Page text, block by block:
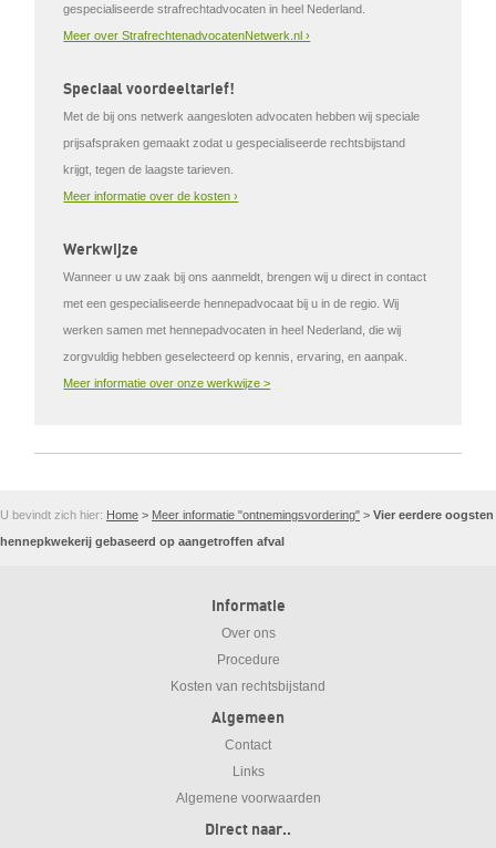
gespecialiseerde strafrechtadvocaten in heel Nederland.
Meer over StrafrechtenadvocatenNetwerk.nl ›
Speciaal voordeeltarief!
Met de bij ons netwerk aangesloten advocaten hebben wij speciale
prijsafspraken gemaakt zodat u gespecialiseerde rechtsbijstand
krijgt, tegen de laagste tarieven.
Meer informatie over de kosten ›
Werkwijze
Wanneer u uw zaak bij ons aanmeldt, brengen wij u direct in contact
met een gespecialiseerde hennepadvocaat bij u in de regio. Wij
werken samen met hennepadvocaten in heel Nederland, die wij
zorgvuldig hebben geselecteerd op kennis, ervaring, en aanpak.
Meer informatie over onze werkwijze >
U bevindt zich hier: Home > Meer informatie "ontnemingsvordering" > Vier eerdere oogsten
hennepkwekerij gebaseerd op aangetroffen afval
Informatie
Over ons
Procedure
Kosten van rechtsbijstand
Algemeen
Contact
Links
Algemene voorwaarden
Direct naar..